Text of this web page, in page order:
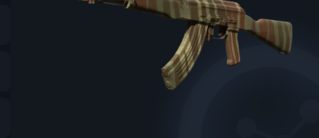
Glock-18
P2000
P250
G3SG1
加利尔 AR